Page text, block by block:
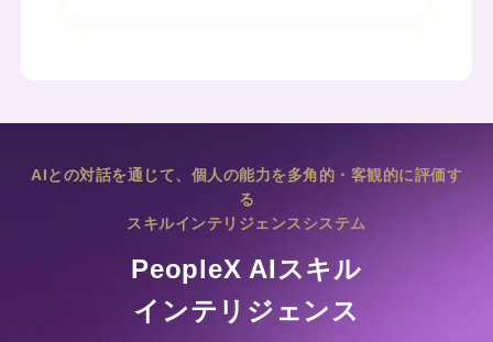
AIとの対話を通じて、個人の能力を多角的・客観的に評価す
る
スキルインテリジェンスシステム
PeopleX AIスキル
インテリジェンス